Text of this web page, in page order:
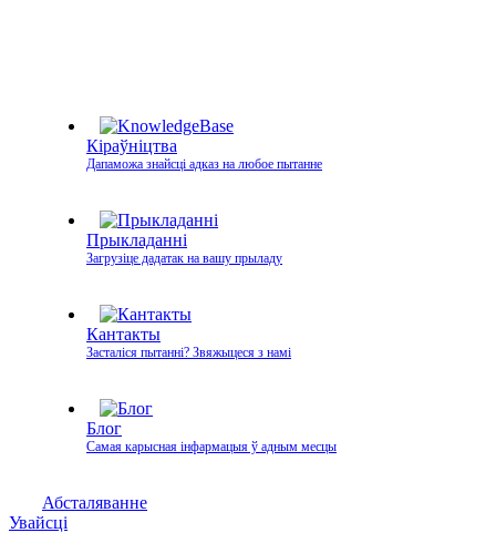
Кіраўніцтва
Дапаможа знайсці адказ на любое пытанне
Прыкладанні
Загрузіце дадатак на вашу прыладу
Кантакты
Засталіся пытанні? Звяжыцеся з намі
Блог
Самая карысная інфармацыя ў адным месцы
Абсталяванне
Увайсці